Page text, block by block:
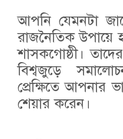
আপনি যেমনটা
রাজনৈতিক উপায়ে
শাসকগোষ্ঠী।
বিশ্বজুড়ে
প্রেক্ষিতে আপনার
শেয়ার করেন।